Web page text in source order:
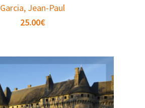
Garcia, Jean-Paul
25.00€